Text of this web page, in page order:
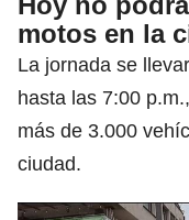
motos en la
La jornada se
hasta las 7:00
más de 3.000
ciudad.